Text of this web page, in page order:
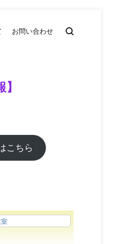
お問い合わせ
こちら